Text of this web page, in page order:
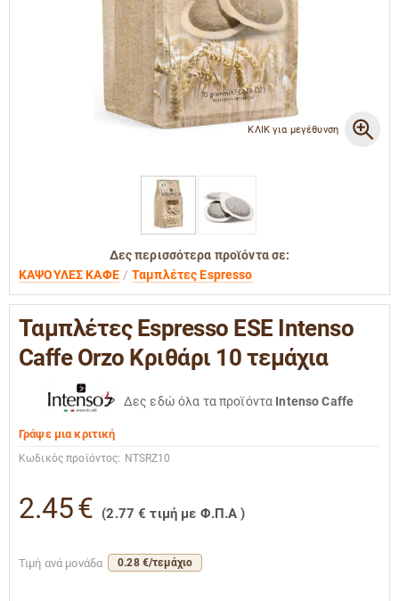
ΚΛΙΚ για μεγέθυνση
Δες περισσότερα προϊόντα σε:
ΚΑΨΟΥΛΕΣ ΚΑΦΕ
Ταμπλέτες Espresso
Ταμπλέτες Espresso ESE Intenso
Caffe Orzo Κριθάρι 10 τεμάχια
Δες εδώ όλα τα προϊόντα Intenso Caffe
Γράψε μια κριτική
Κωδικός προϊόντος: NTSRZ10
2.45€ (2.77 € τιμή με Φ.Π.Α )
Τιμή ανά μονάδα 0.28 €/τεμάχιο